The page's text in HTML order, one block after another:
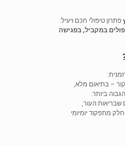
פתרון טיפולי חכם ויעיל:
טיפולים במקביל, בפגישה
– בתיאום מלא,
ביותר.
שבריאות העור,
חלק מתפקוד יומיומי